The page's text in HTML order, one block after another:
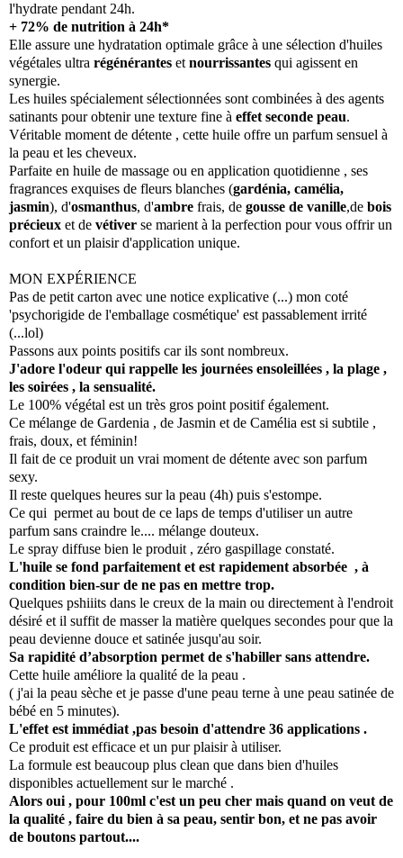
l'hydrate pendant 24h.
+ 72% de nutrition à 24h*
Elle assure une hydratation optimale grâce à une sélection d'huiles
végétales ultra régénérantes et nourrissantes qui agissent en
synergie.
Les huiles spécialement sélectionnées sont combinées à des agents
satinants pour obtenir une texture fine à effet seconde peau.
Véritable moment de détente , cette huile offre un parfum sensuel à
la peau et les cheveux.
Parfaite en huile de massage ou en application quotidienne , ses
fragrances exquises de fleurs blanches (gardénia, camélia,
jasmin), d'osmanthus, d'ambre frais, de gousse de vanille,de bois
précieux et de vétiver se marient à la perfection pour vous offrir un
confort et un plaisir d'application unique.
MON EXPÉRIENCE
Pas de petit carton avec une notice explicative (...) mon coté
'psychorigide de l'emballage cosmétique' est passablement irrité
(...lol)
Passons aux points positifs car ils sont nombreux.
J'adore l'odeur qui rappelle les journées ensoleillées , la plage ,
les soirées , la sensualité.
Le 100% végétal est un très gros point positif également.
Ce mélange de Gardenia , de Jasmin et de Camélia est si subtile ,
frais, doux, et féminin!
Il fait de ce produit un vrai moment de détente avec son parfum
sexy.
Il reste quelques heures sur la peau (4h) puis s'estompe.
Ce qui permet au bout de ce laps de temps d'utiliser un autre
parfum sans craindre le.... mélange douteux.
Le spray diffuse bien le produit , zéro gaspillage constaté.
L'huile se fond parfaitement et est rapidement absorbée , à
condition bien-sur de ne pas en mettre trop.
Quelques pshiiits dans le creux de la main ou directement à l'endroit
désiré et il suffit de masser la matière quelques secondes pour que la
peau devienne douce et satinée jusqu'au soir.
Sa rapidité d’absorption permet de s'habiller sans attendre.
Cette huile améliore la qualité de la peau .
( j'ai la peau sèche et je passe d'une peau terne à une peau satinée de
bébé en 5 minutes).
L'effet est immédiat ,pas besoin d'attendre 36 applications .
Ce produit est efficace et un pur plaisir à utiliser.
La formule est beaucoup plus clean que dans bien d'huiles
disponibles actuellement sur le marché .
Alors oui , pour 100ml c'est un peu cher mais quand on veut de
la qualité , faire du bien à sa peau, sentir bon, et ne pas avoir
de boutons partout....